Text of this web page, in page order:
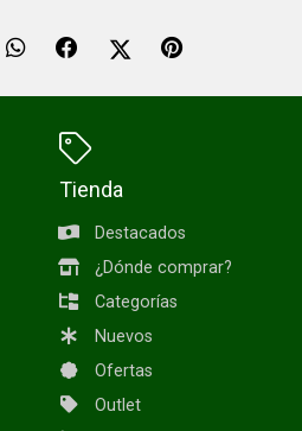
Tienda
Destacados
¿Dónde comprar?
Categorías
Nuevos
Ofertas
Outlet